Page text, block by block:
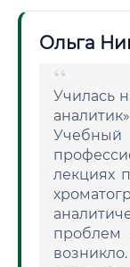
Ольга
Училась
Учебный
лекциях